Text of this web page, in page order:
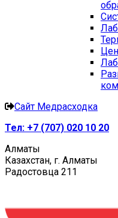
Сайт Медрасходка
Тел: +7 (707) 020 10 20
Алматы
Казахстан, г. Алматы
Радостовца 211